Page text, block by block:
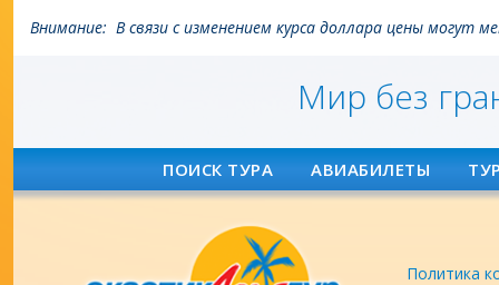
Внимание: В связи с изменением курса доллара цены могут
Мир без
ПОИСК ТУРА АВИАБИЛЕТЫ
Политика